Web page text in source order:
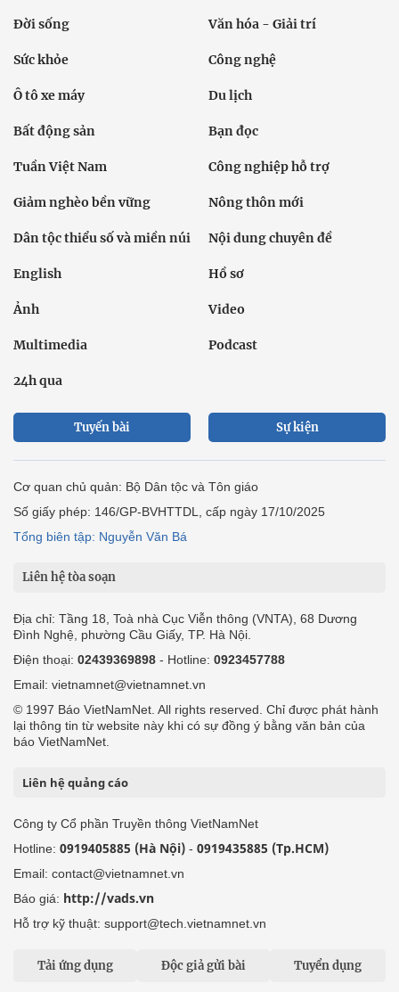
Đời sống Văn hóa - Giải trí
Sức khỏe Công nghệ
Ô tô xe máy Du lịch
Bất động sản Bạn đọc
Tuần Việt Nam Công nghiệp hỗ trợ
Giảm nghèo bền vững Nông thôn mới
Dân tộc thiểu số và miền núi Nội dung chuyên đề
English Hồ sơ
Ảnh Video
Multimedia Podcast
24h qua
Tuyến bài Sự kiện
Cơ quan chủ quản: Bộ Dân tộc và Tôn giáo
Số giấy phép: 146/GP-BVHTTDL, cấp ngày 17/10/2025
Tổng biên tập: Nguyễn Văn Bá
Liên hệ tòa soạn
Địa chỉ: Tầng 18, Toà nhà Cục Viễn thông (VNTA), 68 Dương
Đình Nghệ, phường Cầu Giấy, TP. Hà Nội.
Điện thoại: 02439369898 - Hotline: 0923457788
Email: vietnamnet@vietnamnet.vn
© 1997 Báo VietNamNet. All rights reserved. Chỉ được phát hành
lại thông tin từ website này khi có sự đồng ý bằng văn bản của
báo VietNamNet.
Liên hệ quảng cáo
Công ty Cổ phần Truyền thông VietNamNet
Hotline: 0919405885 (Hà Nội) - 0919435885 (Tp.HCM)
Email: contact@vietnamnet.vn
Báo giá: http://vads.vn
Hỗ trợ kỹ thuật: support@tech.vietnamnet.vn
Tải ứng dụng Độc giả gửi bài Tuyển dụng